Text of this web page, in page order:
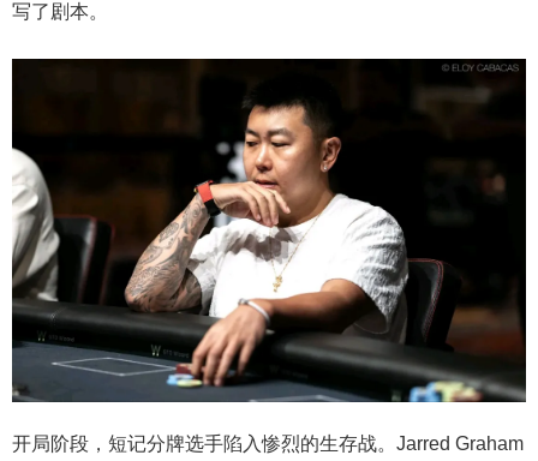
写了剧本。
开局阶段，短记分牌选手陷入惨烈的生存战。Jarred Graham